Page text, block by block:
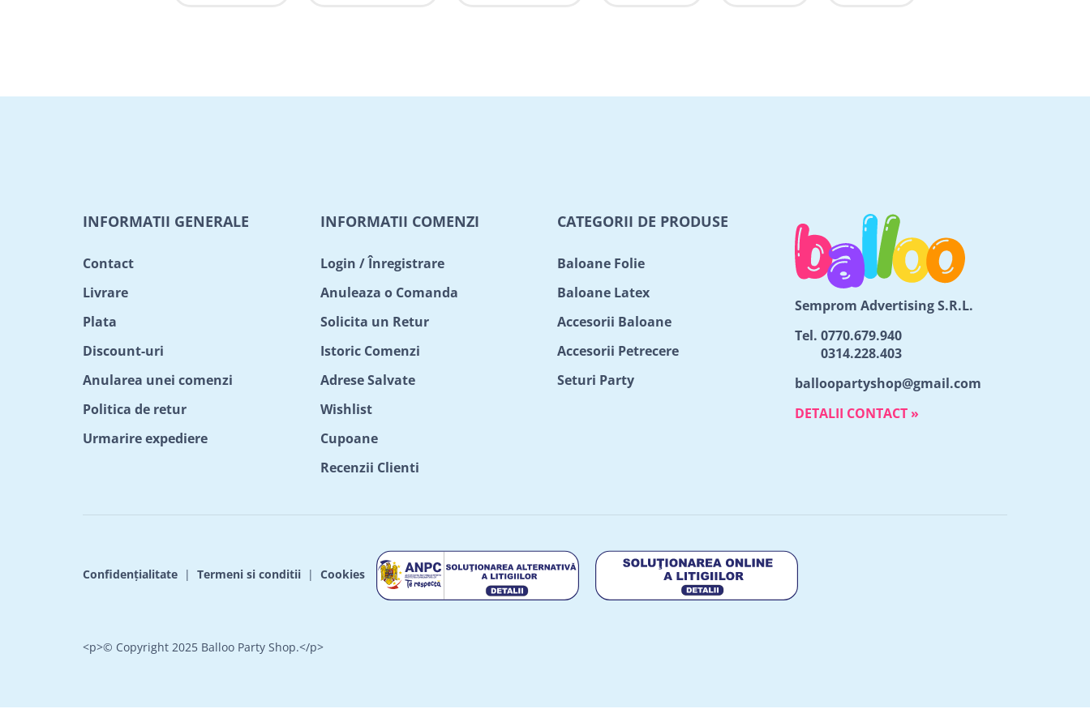
INFORMATII GENERALE
Contact
Livrare
Plata
Discount-uri
Anularea unei comenzi
Politica de retur
Urmarire expediere
INFORMATII COMENZI
Login / Înregistrare
Anuleaza o Comanda
Solicita un Retur
Istoric Comenzi
Adrese Salvate
Wishlist
Cupoane
Recenzii Clienti
CATEGORII DE PRODUSE
Baloane Folie
Baloane Latex
Accesorii Baloane
Accesorii Petrecere
Seturi Party
Semprom Advertising S.R.L.
Tel. 0770.679.940
0314.228.403
balloopartyshop@gmail.com
DETALII CONTACT »
Confidențialitate | Termeni si conditii | Cookies
<p>© Copyright 2025 Balloo Party Shop.</p>